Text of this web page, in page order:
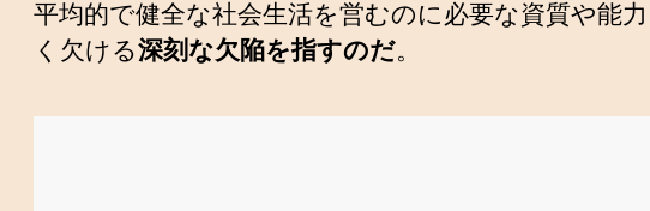
平均的で健全な社会生活を営むのに必要な資質や能
く欠ける深刻な欠陥を指すのだ。